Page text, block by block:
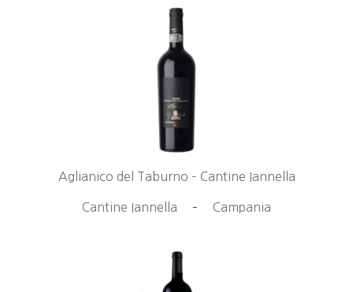
Aglianico del Taburno – Cantine Iannella
Cantine Iannella – Campania